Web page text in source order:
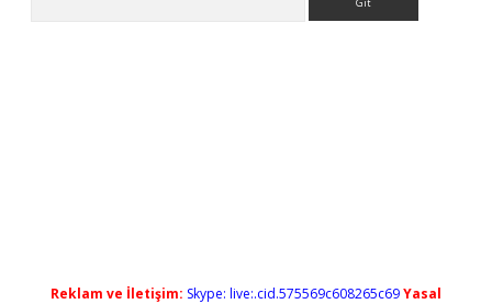
Reklam ve İletişim: Skype: live:.cid.575569c608265c69Yasal